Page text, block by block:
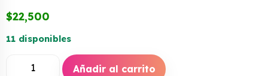
$22,500
11 disponibles
Añadir al carrito